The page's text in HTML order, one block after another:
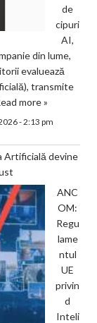
de
cipuri
AI,
din lume,
evaluează
transmite
more »
- 2:13 pm
Artificială devine
ANC
OM:
Regu
lame
ntul
UE
privin
d
Inteli